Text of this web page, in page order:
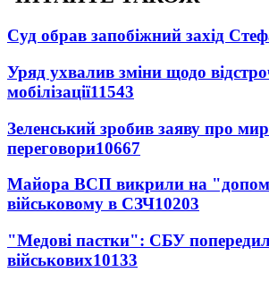
Суд обрав запобіжний захід
Уряд ухвалив зміни щодо
мобілізації11543
Зеленський зробив заяву про
переговори10667
Майора ВСП викрили на
військовому в СЗЧ10203
"Медові пастки": СБУ
військових10133